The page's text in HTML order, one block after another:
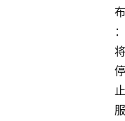
布
：
将
停
止
服